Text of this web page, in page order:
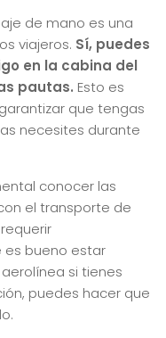
de mano es una
viajeros. Sí, puedes
en la cabina del
pautas. Esto es
que tengas
necesites durante
conocer las
el transporte de
es bueno estar
si tienes
puedes hacer que